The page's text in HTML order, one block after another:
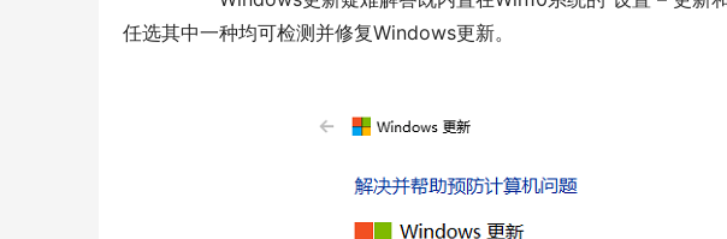
任选其中一种均可检测并修复Windows更新。